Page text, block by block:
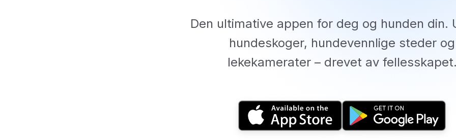
Den ultimative appen for deg og hunden din.
hundeskoger, hundevennlige steder og
lekekamerater – drevet av